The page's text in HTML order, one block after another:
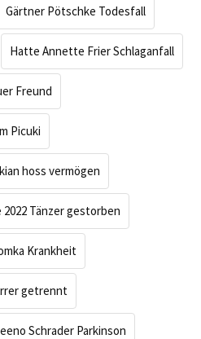
Gärtner Pötschke Todesfall
Hatte Annette Frier Schlaganfall
Freund
Picuki
kian hoss vermögen
2022 Tänzer gestorben
Krankheit
getrennt
Schrader Parkinson